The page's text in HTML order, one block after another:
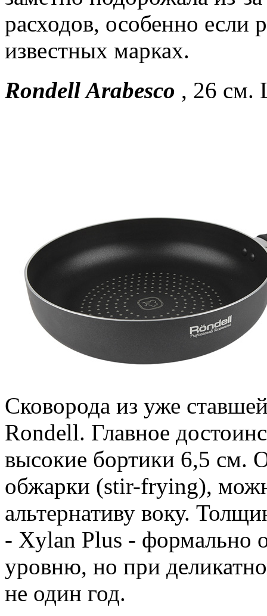
расходов, особенно если
известных марках.
Rondell Arabesco , 26 см.
Сковорода из уже
Rondell. Главное
высокие бортики 6,5 см.
обжарки (stir-frying),
альтернативу воку.
- Xylan Plus - формально
уровню, но при
не один год.